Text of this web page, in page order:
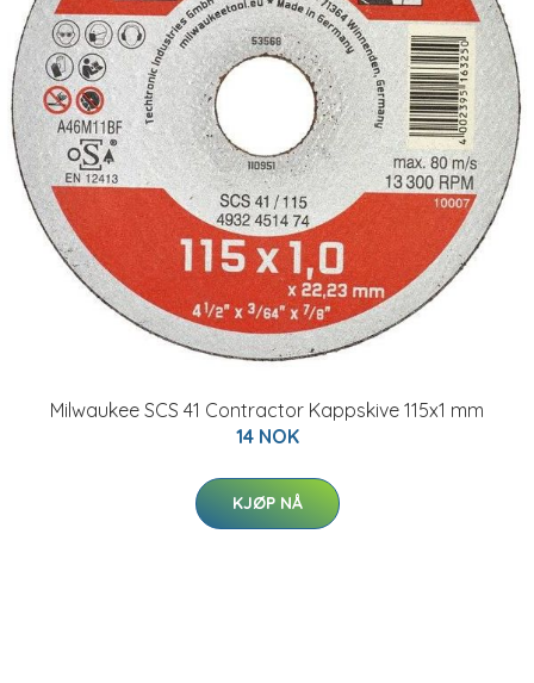
Milwaukee SCS 41 Contractor Kappskive 115x1 mm
14 NOK
KJØP NÅ